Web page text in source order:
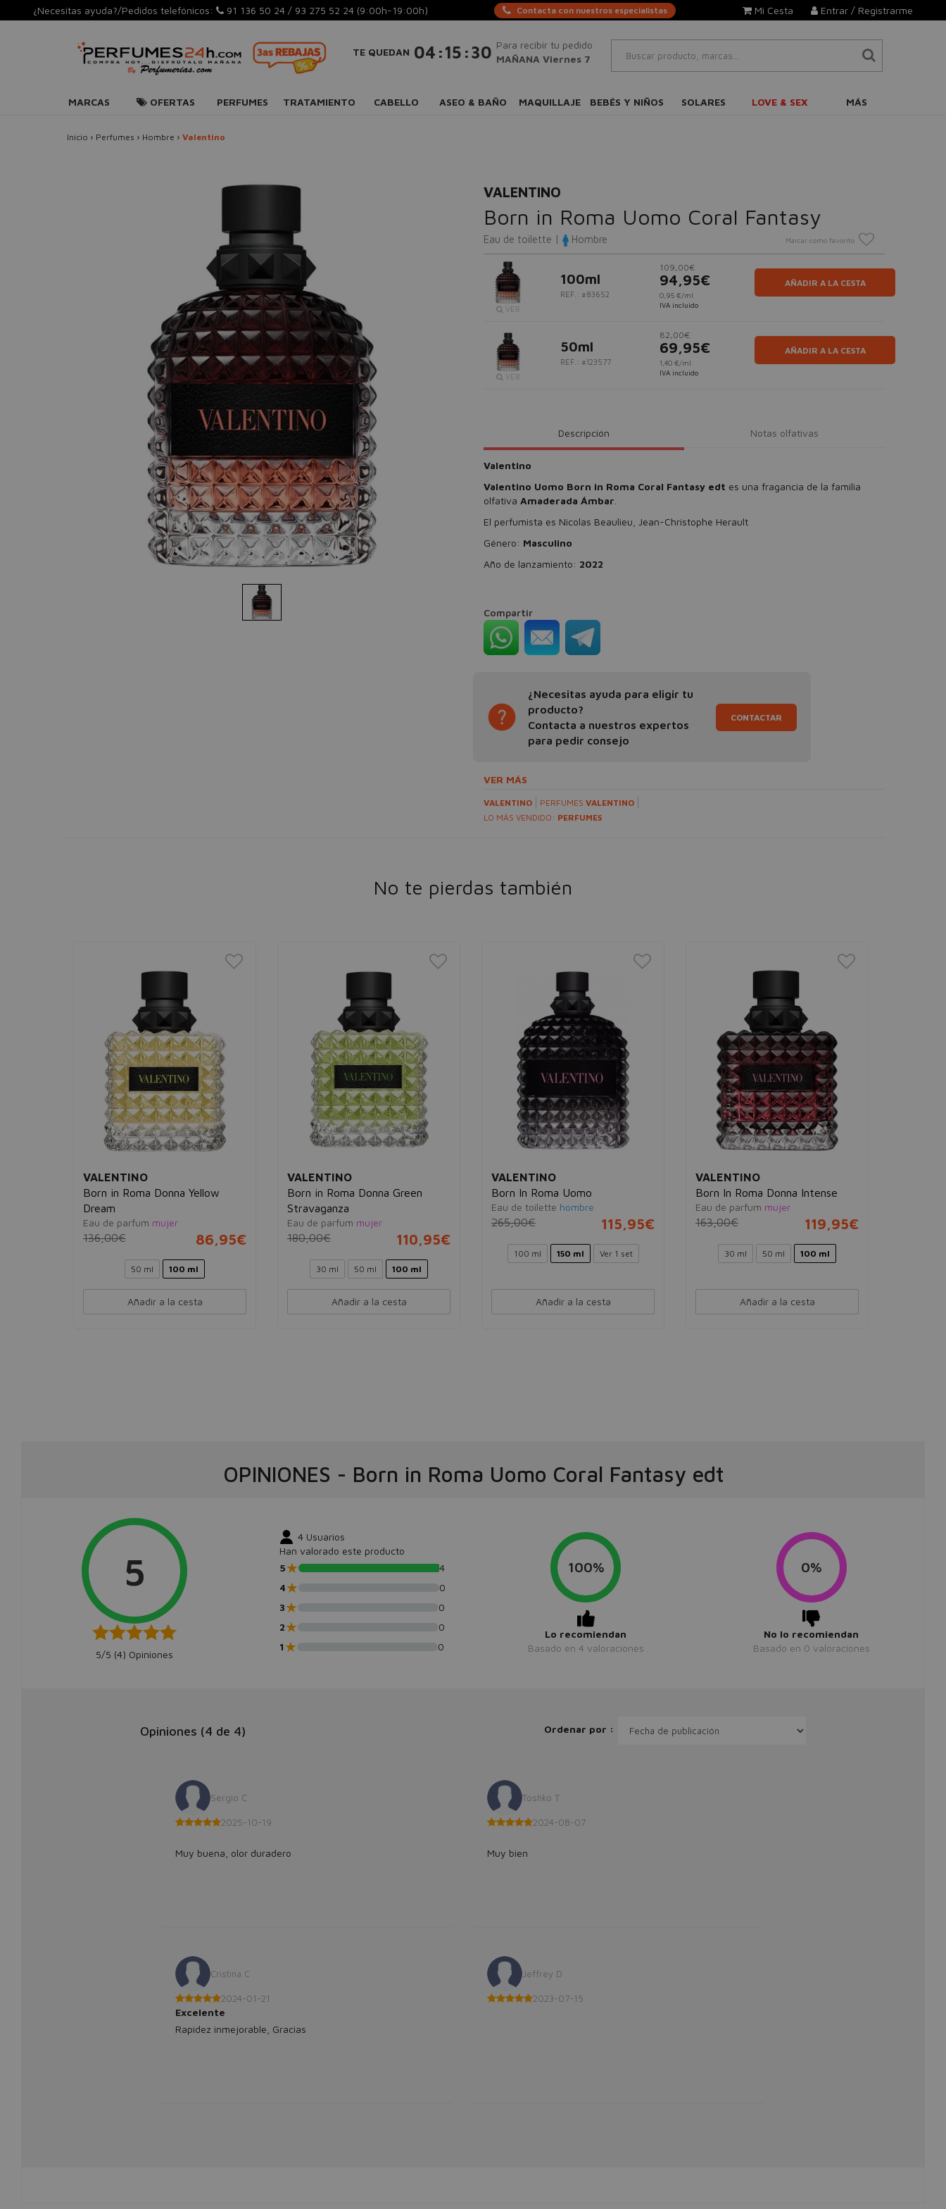
¿Necesitas ayuda?/Pedidos telefónicos: 91 136 50 24 / 93 275 52 24 (9:00h-19:00h) Contacta con nuestros especialistas Entrar / Registrarme
Mi Cesta
TE QUEDAN 04 :15 :29 Para recibir tu pedido
MAÑANA Viernes 7
MARCAS OFERTAS PERFUMES TRATAMIENTO CABELLO ASEO & BAÑO MAQUILLAJE BEBÉS Y NIÑOS SOLARES LOVE & SEX MÁS
Inicio › Perfumes › Hombre › Valentino
VALENTINO
Born in Roma Uomo Coral Fantasy
Eau de toilette | Hombre Marcar como favorito
VER
100ml
REF.: #83652
109,00€
94,95€
0,95 €/ml
IVA incluido
AÑADIR A LA CESTA
VER
50ml
REF.: #123577
82,00€
69,95€
1,40 €/ml
IVA incluido
AÑADIR A LA CESTA
Descripción Notas olfativas
Valentino
Valentino Uomo Born in Roma Coral Fantasy edt es una fragancia de la familia
olfativa Amaderada Ámbar
El perfumista es Nicolas Beaulieu, Jean-Christophe Herault
Género: Masculino
Año de lanzamiento: 2022
Compartir
¿Necesitas ayuda para eligir tu
producto?
Contacta a nuestros expertos
para pedir consejo
CONTACTAR
VER MÁS
VALENTINO PERFUMES VALENTINO
LO MÁS VENDIDO: PERFUMES
No te pierdas también
VALENTINO
Born in Roma Donna Yellow
Dream
Eau de parfum mujer
136,00€ 86,95€
50 ml 100 ml
Añadir a la cesta
VALENTINO
Born in Roma Donna Green
Stravaganza
Eau de parfum mujer
180,00€ 110,95€
30 ml 50 ml 100 ml
Añadir a la cesta
VALENTINO
Born In Roma Uomo
Eau de toilette hombre
265,00€ 115,95€
100 ml 150 ml Ver 1 set
Añadir a la cesta
VALENTINO
Born In Roma Donna Intense
Eau de parfum mujer
163,00€ 119,95€
30 ml 50 ml 100 ml
Añadir a la cesta
OPINIONES - Born in Roma Uomo Coral Fantasy edt
5
5/5 (4) Opiniones
4 Usuarios
Han valorado este producto
5★
4
4★
0
3★
0
2★
0
1★ 0
100%
Lo recomiendan
Basado en 4 valoraciones
0%
No lo recomiendan
Basado en 0 valoraciones
Opiniones (4 de 4) Ordenar por :
Sergio C
2025-10-19
Muy buena, olor duradero
Toshko T
2024-08-07
Muy bien
Cristina C
2024-01-21
Excelente
Rapidez inmejorable, Gracias
Jeffrey D
2023-07-15